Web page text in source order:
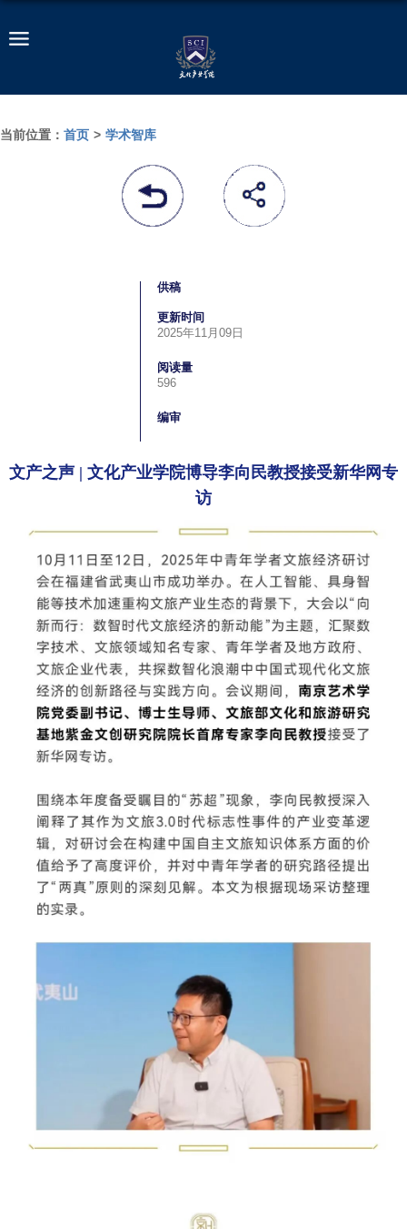
当前位置： 首页 > 学术智库
供稿
更新时间
2025年11月09日
阅读量
596
编审
文产之声 | 文化产业学院博导李向民教授接受新华网专
访